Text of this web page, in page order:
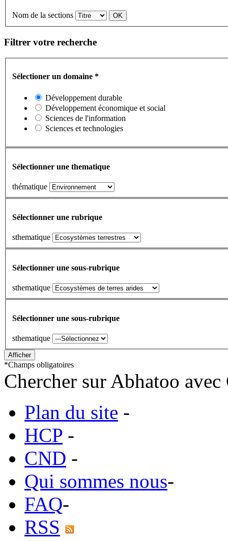
Nom de la sections
Filtrer votre recherche
Sélectioner un domaine *
Développement durable
Développement économique et social
Sciences de l'information
Sciences et technologies
Sélectionner une thematique
thématique
Sélectionner une rubrique
sthematique
Sélectionner une sous-rubrique
sthematique
Sélectionner une sous-rubrique
sthematique
*Champs obligatoires
Chercher sur Abhatoo
Plan du site -
HCP -
CND -
Qui sommes nous-
FAQ-
RSS